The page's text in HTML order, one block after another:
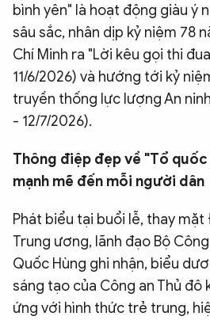
bình yên" là hoạt động giàu ý
sâu sắc, nhân dịp kỷ niệm 78
Chí Minh ra "Lời kêu gọi thi
11/6/2026) và hướng tới kỷ
truyền thống lực lượng An
- 12/7/2026).
Thông điệp đẹp về "Tổ
mạnh mẽ đến mỗi người dân
Phát biểu tại buổi lễ, thay
Trung ương, lãnh đạo Bộ
Quốc Hùng ghi nhận, biểu
sáng tạo của Công an Thủ đô
ứng với hình thức trẻ trung,